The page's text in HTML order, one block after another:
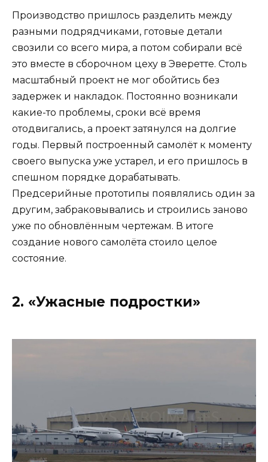
Производство пришлось разделить между
разными подрядчиками, готовые детали
свозили со всего мира, а потом собирали всё
это вместе в сборочном цеху в Эверетте. Столь
масштабный проект не мог обойтись без
задержек и накладок. Постоянно возникали
какие-то проблемы, сроки всё время
отодвигались, а проект затянулся на долгие
годы. Первый построенный самолёт к моменту
своего выпуска уже устарел, и его пришлось в
спешном порядке дорабатывать.
Предсерийные прототипы появлялись один за
другим, забраковывались и строились заново
уже по обновлённым чертежам. В итоге
создание нового самолёта стоило целое
состояние.
2. «Ужасные подростки»